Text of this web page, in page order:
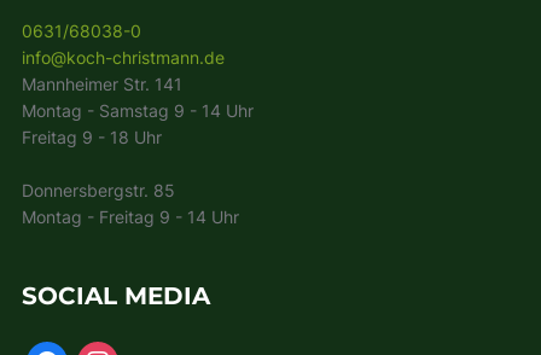
0631/68038-0
info@koch-christmann.de
Mannheimer Str. 141
Montag - Samstag 9 - 14 Uhr
Freitag 9 - 18 Uhr
Donnersbergstr. 85
Montag - Freitag 9 - 14 Uhr
SOCIAL MEDIA